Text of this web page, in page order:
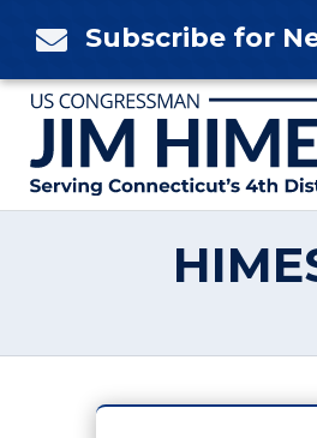
 Subscribe for